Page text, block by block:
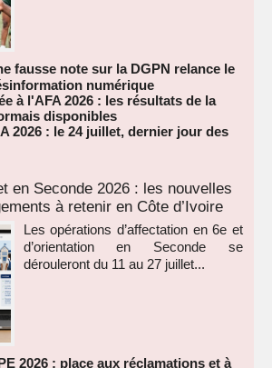
fausse note sur la DGPN relance le
numérique
à l'AFA 2026 : les résultats de la
disponibles
2026 : le 24 juillet, dernier jour des
en Seconde 2026 : les nouvelles
à retenir en Côte d’Ivoire
Les opérations d’affectation en 6e et
d’orientation en Seconde se
dérouleront du 11 au 27 juillet...
2026 : place aux réclamations et à